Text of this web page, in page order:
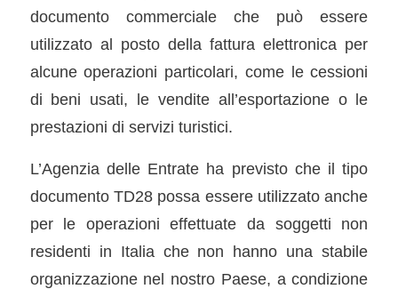
documento commerciale che può essere
utilizzato al posto della fattura elettronica per
alcune operazioni particolari, come le cessioni
di beni usati, le vendite all’esportazione o le
prestazioni di servizi turistici.
L’Agenzia delle Entrate ha previsto che il tipo
documento TD28 possa essere utilizzato anche
per le operazioni effettuate da soggetti non
residenti in Italia che non hanno una stabile
organizzazione nel nostro Paese, a condizione